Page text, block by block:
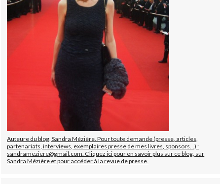
Auteure du blog, Sandra Mézière. Pour toute demande (presse, articles,
partenariats, interviews, exemplaires presse de mes livres, sponsors...) :
sandrameziere@gmail.com. Cliquez ici pour en savoir plus sur ce blog, sur
Sandra Mézière et pour accéder à la revue de presse.